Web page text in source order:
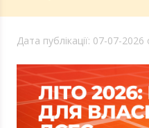
Дата публікації: 07-07-2026